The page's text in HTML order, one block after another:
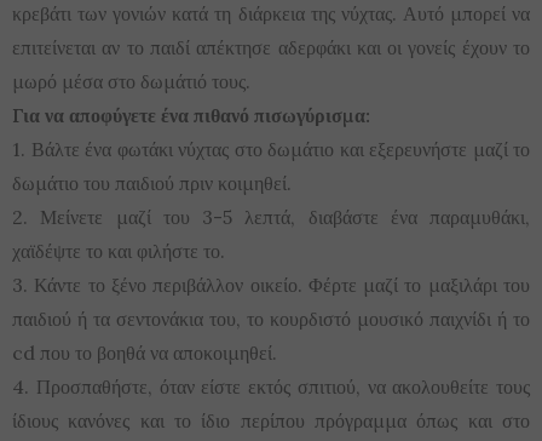
κρεβάτι των γονιών κατά τη διάρκεια της νύχτας. Αυτό μπορεί να
επιτείνεται αν το παιδί απέκτησε αδερφάκι και οι γονείς έχουν το
μωρό μέσα στο δωμάτιό τους.
Για να αποφύγετε ένα πιθανό πισωγύρισμα:
1. Βάλτε ένα φωτάκι νύχτας στο δωμάτιο και εξερευνήστε μαζί το
δωμάτιο του παιδιού πριν κοιμηθεί.
2. Μείνετε μαζί του 3-5 λεπτά, διαβάστε ένα παραμυθάκι,
χαϊδέψτε το και φιλήστε το.
3. Κάντε το ξένο περιβάλλον οικείο. Φέρτε μαζί το μαξιλάρι του
παιδιού ή τα σεντονάκια του, το κουρδιστό μουσικό παιχνίδι ή το
cd που το βοηθά να αποκοιμηθεί.
4. Προσπαθήστε, όταν είστε εκτός σπιτιού, να ακολουθείτε τους
ίδιους κανόνες και το ίδιο περίπου πρόγραμμα όπως και στο